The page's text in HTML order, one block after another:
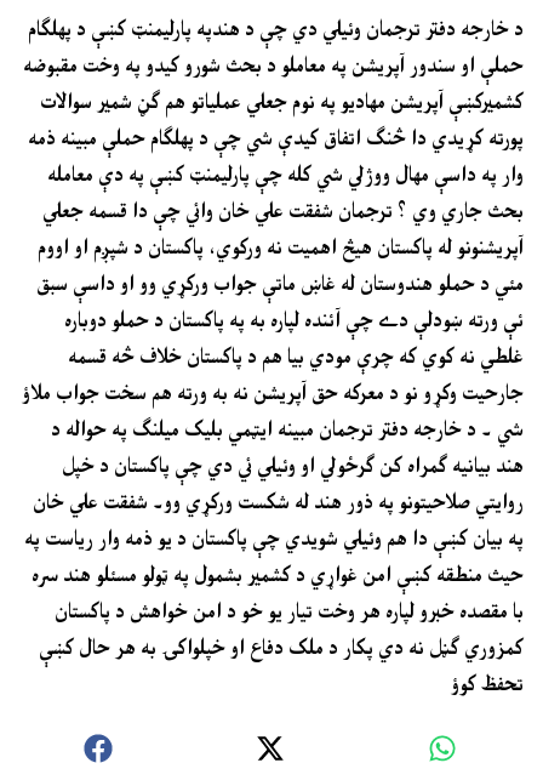
د خارجه دفتر ترجمان وئيلي دي چې د هندپه پارليمنټ کښې د پهلګام
حملې او سندور آپريشن په معاملو د بحث شورو کيدو په وخت مقبوضه
کشميرکښې آپريشن مهاديو په نوم جعلي عملياتو هم ګڼ شمير سوالات
پورته کړيدي دا څنګ اتفاق کيدې شي چې د پهلګام حملې مبينه ذمه
وار په داسې مهال ووژلي شي کله چې پارليمنټ کښې په دې معامله
بحث جاري وي ؟ ترجمان شفقت علي خان وائي چې دا قسمه جعلي
آپريشنونو له پاکستان هيڅ اهميت نه ورکوي، پاکستان د شپږم او اووم
مئي د حملو هندوستان له غاښ ماتې جواب ورکړي وو او داسې سبق
ئې ورته ښودلې دے چې آئنده لپاره به په پاکستان د حملو دوباره
غلطي نه کوي که چرې مودي بيا هم د پاکستان خلاف څه قسمه
جارحيت وکړو نو د معرکه حق آپريشن نه به ورته هم سخت جواب ملاؤ
شي ۔ د خارجه دفتر ترجمان مبينه ايټمي بليک ميلنګ په حواله د
هند بيانيه ګمراه کن ګرځولي او وئيلي ئي دي چې پاکستان د خپل
روايتي صلاحيتونو په ذور هند له شکست ورکړي وو۔ شفقت علي خان
په بيان کښې دا هم وئيلي شويدي چې پاکستان د يو ذمه وار رياست په
حيث منطقه کښې امن غواړي د کشمير بشمول په ټولو مسئلو هند سره
با مقصده خبرو لپاره هر وخت تيار يو خو د امن خواهش د پاکستان
کمزوري ګڼل نه دي پکار د ملک دفاع او خپلواکۍ به هر حال کښې
تحفظ کوؤ